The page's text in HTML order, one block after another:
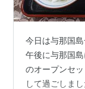
滑走路全長×全幅(m)
滑走路面
利用状況*1
今日は与那国
午後に与那国
のオープンセ
して過ごしま